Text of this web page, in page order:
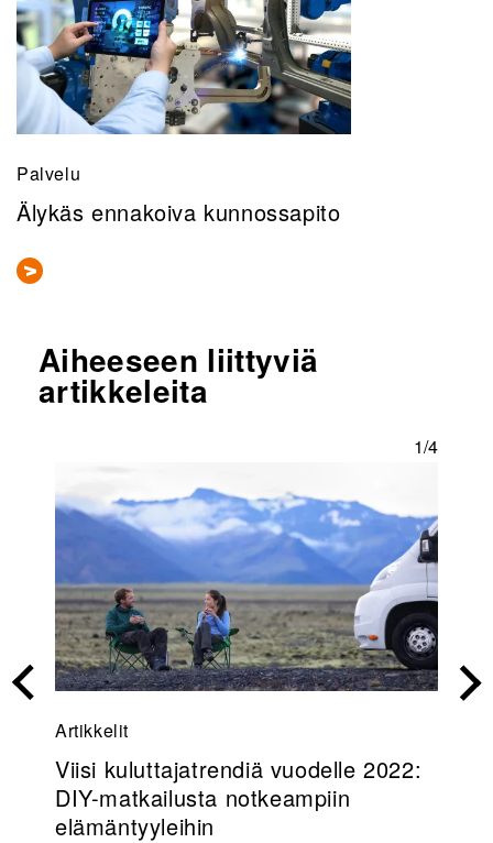
Palvelu
Älykäs ennakoiva kunnossapito
Aiheeseen liittyviä
artikkeleita
1/4
Artikkelit
Viisi kuluttajatrendiä vuodelle 2022:
DIY-matkailusta notkeampiin
elämäntyyleihin